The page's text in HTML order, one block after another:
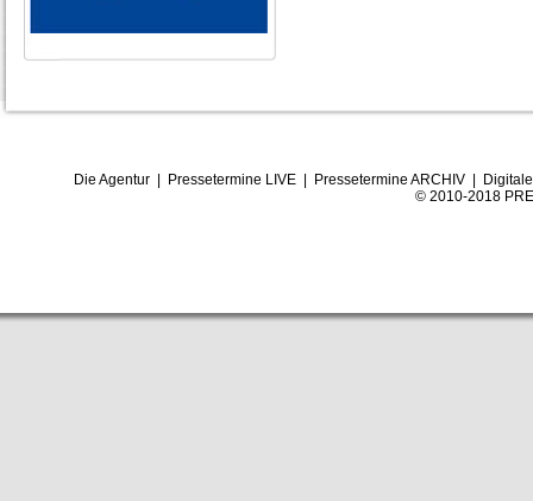
Die Agentur| Pressetermine LIVE| Pressetermine ARCHIV|
© 2010-2018